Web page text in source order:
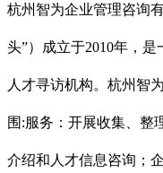
杭州智为企业管理咨询
头”）成立于2010年，
人才寻访机构。杭州智
围:服务：开展收集、整
介绍和人才信息咨询；